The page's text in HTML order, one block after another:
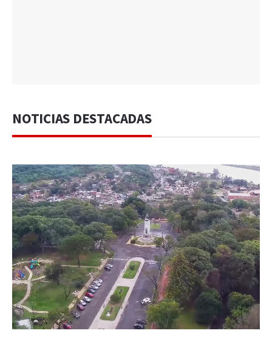
NOTICIAS DESTACADAS